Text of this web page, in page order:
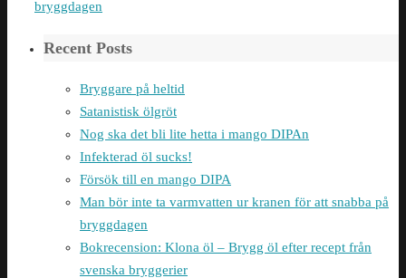
bryggdagen
Recent Posts
Bryggare på heltid
Satanistisk ölgröt
Nog ska det bli lite hetta i mango DIPAn
Infekterad öl sucks!
Försök till en mango DIPA
Man bör inte ta varmvatten ur kranen för att snabba på
bryggdagen
Bokrecension: Klona öl – Brygg öl efter recept från
svenska bryggerier